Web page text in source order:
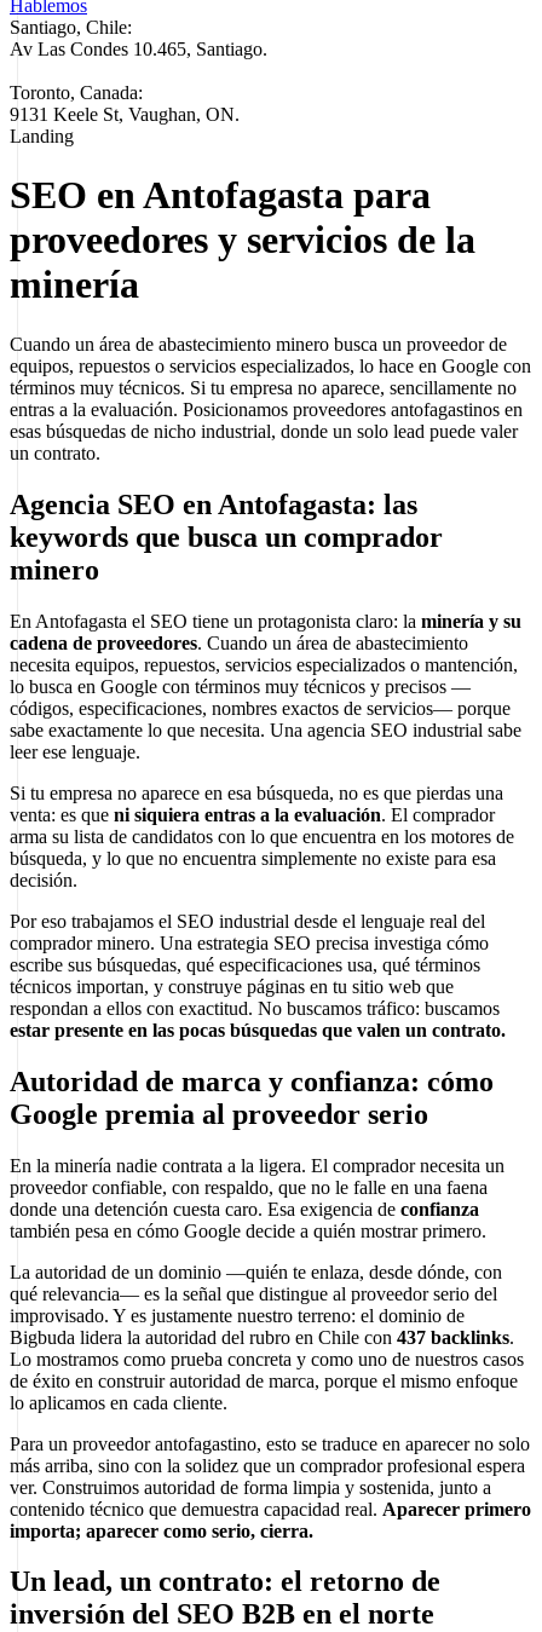
Hablemos
Santiago, Chile:
Av Las Condes 10.465, Santiago.
Toronto, Canada:
9131 Keele St, Vaughan, ON.
Landing
SEO en Antofagasta para
proveedores y servicios de la
minería
Cuando un área de abastecimiento minero busca un proveedor de
equipos, repuestos o servicios especializados, lo hace en Google con
términos muy técnicos. Si tu empresa no aparece, sencillamente no
entras a la evaluación. Posicionamos proveedores antofagastinos en
esas búsquedas de nicho industrial, donde un solo lead puede valer
un contrato.
Agencia SEO en Antofagasta: las
keywords que busca un comprador
minero
En Antofagasta el SEO tiene un protagonista claro: la minería y su
cadena de proveedores. Cuando un área de abastecimiento
necesita equipos, repuestos, servicios especializados o mantención,
lo busca en Google con términos muy técnicos y precisos —
códigos, especificaciones, nombres exactos de servicios— porque
sabe exactamente lo que necesita. Una agencia SEO industrial sabe
leer ese lenguaje.
Si tu empresa no aparece en esa búsqueda, no es que pierdas una
venta: es que ni siquiera entras a la evaluación. El comprador
arma su lista de candidatos con lo que encuentra en los motores de
búsqueda, y lo que no encuentra simplemente no existe para esa
decisión.
Por eso trabajamos el SEO industrial desde el lenguaje real del
comprador minero. Una estrategia SEO precisa investiga cómo
escribe sus búsquedas, qué especificaciones usa, qué términos
técnicos importan, y construye páginas en tu sitio web que
respondan a ellos con exactitud. No buscamos tráfico: buscamos
estar presente en las pocas búsquedas que valen un contrato.
Autoridad de marca y confianza: cómo
Google premia al proveedor serio
En la minería nadie contrata a la ligera. El comprador necesita un
proveedor confiable, con respaldo, que no le falle en una faena
donde una detención cuesta caro. Esa exigencia de confianza
también pesa en cómo Google decide a quién mostrar primero.
La autoridad de un dominio —quién te enlaza, desde dónde, con
qué relevancia— es la señal que distingue al proveedor serio del
improvisado. Y es justamente nuestro terreno: el dominio de
Bigbuda lidera la autoridad del rubro en Chile con 437 backlinks.
Lo mostramos como prueba concreta y como uno de nuestros casos
de éxito en construir autoridad de marca, porque el mismo enfoque
lo aplicamos en cada cliente.
Para un proveedor antofagastino, esto se traduce en aparecer no solo
más arriba, sino con la solidez que un comprador profesional espera
ver. Construimos autoridad de forma limpia y sostenida, junto a
contenido técnico que demuestra capacidad real. Aparecer primero
importa; aparecer como serio, cierra.
Un lead, un contrato: el retorno de
inversión del SEO B2B en el norte